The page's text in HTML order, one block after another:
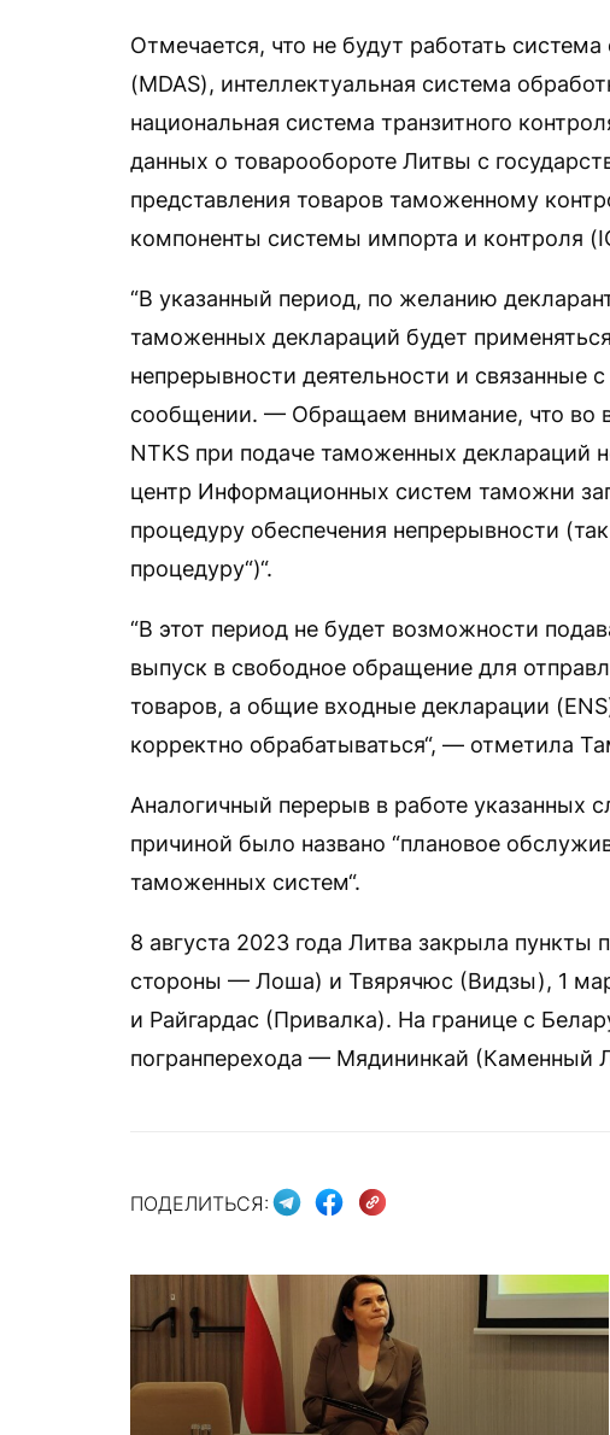
Отмечается, что не будут работать
(MDAS), интеллектуальная система
национальная система транзитного
данных о товарообороте Литвы с
представления товаров таможенному
компоненты системы импорта и контроля
“В указанный период, по желанию
таможенных деклараций будет
непрерывности деятельности и связанные
сообщении. — Обращаем внимание, что во
NTKS при подаче таможенных деклараций
центр Информационных систем таможни
процедуру обеспечения непрерывности
процедуру“)“.
“В этот период не будет возможности
выпуск в свободное обращение для
товаров, а общие входные декларации
корректно обрабатываться“, — отметила
Аналогичный перерыв в работе указанных
причиной было названо “плановое
таможенных систем“.
8 августа 2023 года Литва закрыла
стороны — Лоша) и Твярячюс (Видзы), 1
и Райгардас (Привалка). На границе с
погранперехода — Мядининкай (Каменный
ПОДЕЛИТЬСЯ: